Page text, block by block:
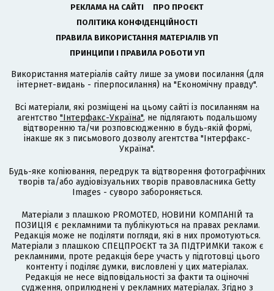
РЕКЛАМА НА САЙТІ
ПРО ПРОЄКТ
ПОЛІТИКА КОНФІДЕНЦІЙНОСТІ
ПРАВИЛА ВИКОРИСТАННЯ МАТЕРІАЛІВ УП
ПРИНЦИПИ І ПРАВИЛА РОБОТИ УП
Використання матеріалів сайту лише за умови посилання (для
інтернет-видань - гіперпосилання) на "Економічну правду".
Всі матеріали, які розміщені на цьому сайті із посиланням на
агентство "Інтерфакс-Україна", не підлягають подальшому
відтворенню та/чи розповсюдженню в будь-якій формі,
інакше як з письмового дозволу агентства "Інтерфакс-
Україна".
Будь-яке копіювання, передрук та відтворення фотографічних
творів та/або аудіовізуальних творів правовласника Getty
Images - суворо забороняється.
Матеріали з плашкою PROMOTED, НОВИНИ КОМПАНІЙ та
ПОЗИЦІЯ є рекламними та публікуються на правах реклами.
Редакція може не поділяти погляди, які в них промотуються.
Матеріали з плашкою СПЕЦПРОЄКТ та ЗА ПІДТРИМКИ також є
рекламними, проте редакція бере участь у підготовці цього
контенту і поділяє думки, висловлені у цих матеріалах.
Редакція не несе відповідальності за факти та оціночні
судження, оприлюднені у рекламних матеріалах. Згідно з